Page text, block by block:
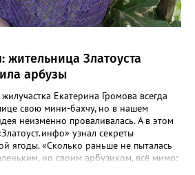
Златоуста
арбузы
Екатерина Громова всегда
свою мини-бахчу, но в нашем
неизменно проваливалась. А в этом
узнал секреты
ягоды. «Сколько раньше не пыталась
но своим арбузиком, всё мимо: